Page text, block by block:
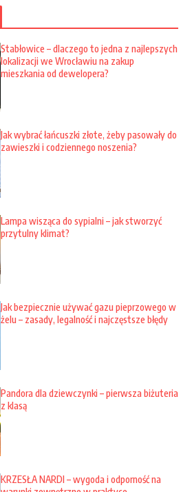
Stabłowice – dlaczego to jedna z najlepszych
lokalizacji we Wrocławiu na zakup
mieszkania od dewelopera?
Jak wybrać łańcuszki złote, żeby pasowały do
zawieszki i codziennego noszenia?
Lampa wisząca do sypialni – jak stworzyć
przytulny klimat?
Jak bezpiecznie używać gazu pieprzowego w
żelu – zasady, legalność i najczęstsze błędy
Pandora dla dziewczynki – pierwsza biżuteria
z klasą
KRZESŁA NARDI – wygoda i odporność na